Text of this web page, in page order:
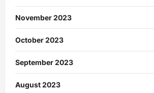
November 2023
October 2023
September 2023
August 2023